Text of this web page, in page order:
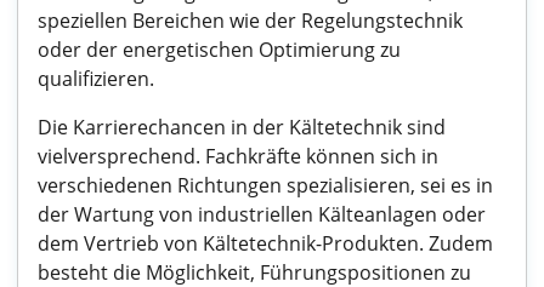
speziellen Bereichen wie der Regelungstechnik
oder der energetischen Optimierung zu
qualifizieren.
Die Karrierechancen in der Kältetechnik sind
vielversprechend. Fachkräfte können sich in
verschiedenen Richtungen spezialisieren, sei es in
der Wartung von industriellen Kälteanlagen oder
dem Vertrieb von Kältetechnik-Produkten. Zudem
besteht die Möglichkeit, Führungspositionen zu